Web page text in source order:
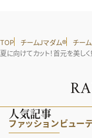
TOP チームJマダム®︎
チー
夏に向けてカット！首元を美し
RA
人気記事
ファッション ビュー